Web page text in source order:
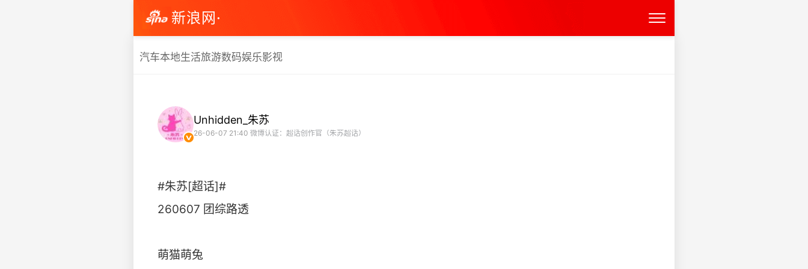
新浪网·
汽车本地生活旅游数码娱乐影视
Unhidden_朱苏
26-06-07 21:40 微博认证：超话创作官（朱苏超话）
#朱苏[超话]#
260607 团综路透
萌猫萌兔